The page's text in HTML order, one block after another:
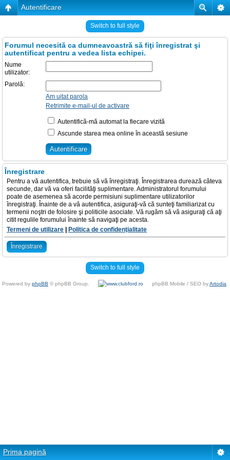
Autentificare
Switch to full style
Forumul necesită ca dumneavoastră să fiţi înregistrat şi
autentificat pentru a vedea lista echipei.
Nume
utilizator:
Parolă:
Am uitat parola
Retrimite e-mail-ul de activare
Autentifică-mă automat la fiecare vizită
Ascunde starea mea online în această sesiune
Înregistrare
Pentru a vă autentifica, trebuie să vă înregistraţi. Înregistrarea durează câteva
secunde, dar vă va oferi facilităţi suplimentare. Administratorul forumului
poate de asemenea să acorde permisiuni suplimentare utilizatorilor
înregistraţi. Înainte de a vă autentifica, asiguraţi-vă că sunteţi familiarizat cu
termenii noştri de folosire şi politicile asociate. Vă rugăm să vă asiguraţi că aţi
citit regulile forumului înainte să navigaţi pe acesta.
Termeni de utilizare
Politica de confidenţialitate
Înregistrare
Switch to full style
Powered by phpBB © phpBB Group. phpBB Mobile / SEO byArtodia
Prima pagină